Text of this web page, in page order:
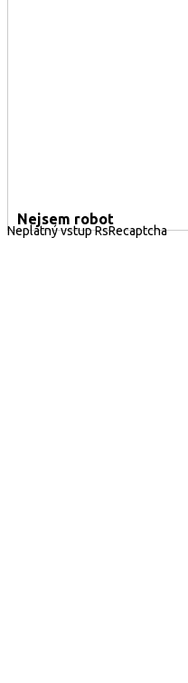
Nejsem robot
Neplatný vstup RsRecaptcha